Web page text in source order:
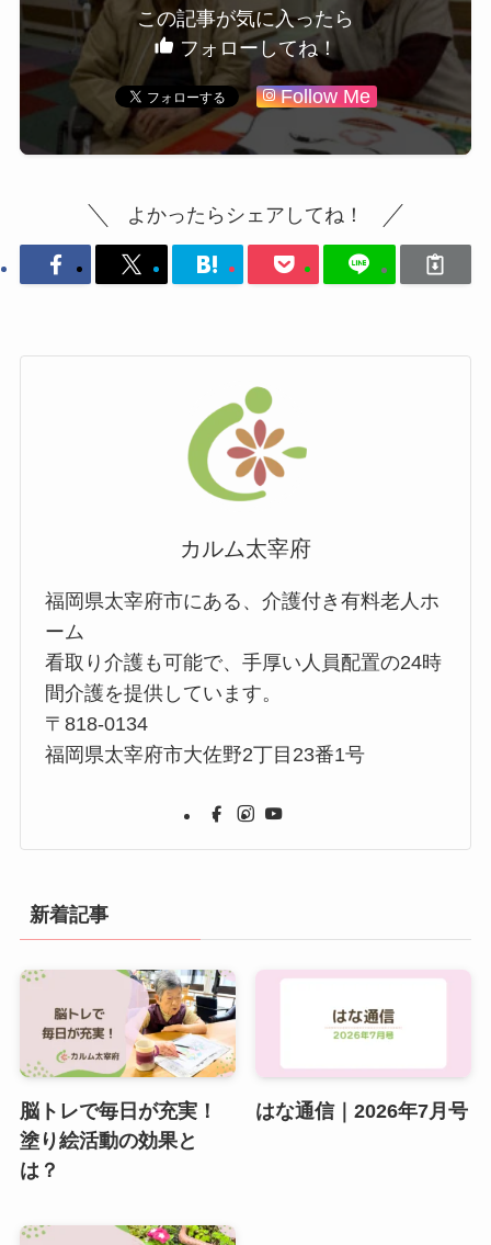
この記事が気に入ったら
フォローしてね！
Follow Me
よかったらシェアしてね！
カルム太宰府
福岡県太宰府市にある、介護付き有料老人ホ
ーム
看取り介護も可能で、手厚い人員配置の24時
間介護を提供しています。
〒818-0134
福岡県太宰府市大佐野2丁目23番1号
新着記事
脳トレで毎日が充実！
塗り絵活動の効果と
は？
はな通信｜2026年7月号